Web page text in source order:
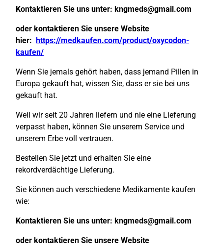
Kontaktieren Sie uns unter: kngmeds@gmail.com
oder kontaktieren Sie unsere Website
hier:
https://medkaufen.com/product/oxycodon-
kaufen/
Wenn Sie jemals gehört haben, dass jemand Pillen in
Europa gekauft hat, wissen Sie, dass er sie bei uns
gekauft hat.
Weil wir seit 20 Jahren liefern und nie eine Lieferung
verpasst haben, können Sie unserem Service und
unserem Erbe voll vertrauen.
Bestellen Sie jetzt und erhalten Sie eine
rekordverdächtige Lieferung.
Sie können auch verschiedene Medikamente kaufen
wie:
Kontaktieren Sie uns unter: kngmeds@gmail.com
oder kontaktieren Sie unsere Website